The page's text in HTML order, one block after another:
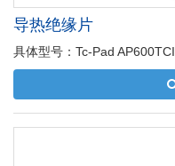
导热绝缘片
具体型号：Tc-Pad AP600TCI